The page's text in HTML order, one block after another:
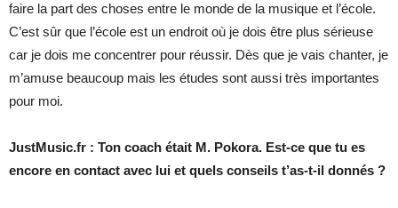
faire la part des choses entre le monde de la musique et l’école.
C’est sûr que l’école est un endroit où je dois être plus sérieuse
car je dois me concentrer pour réussir. Dès que je vais chanter, je
m’amuse beaucoup mais les études sont aussi très importantes
pour moi.
JustMusic.fr : Ton coach était M. Pokora. Est-ce que tu es
encore en contact avec lui et quels conseils t’as-t-il donnés ?